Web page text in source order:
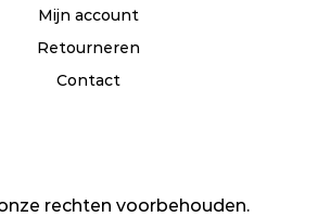
Mijn account
Retourneren
Contact
rechten voorbehouden.